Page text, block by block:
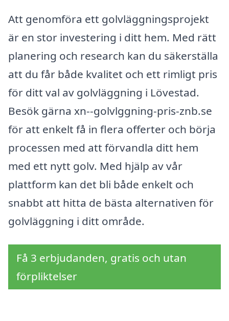
Att genomföra ett golvläggningsprojekt
är en stor investering i ditt hem. Med rätt
planering och research kan du säkerställa
att du får både kvalitet och ett rimligt pris
för ditt val av golvläggning i Lövestad.
Besök gärna xn--golvlggning-pris-znb.se
för att enkelt få in flera offerter och börja
processen med att förvandla ditt hem
med ett nytt golv. Med hjälp av vår
plattform kan det bli både enkelt och
snabbt att hitta de bästa alternativen för
golvläggning i ditt område.
Få 3 erbjudanden, gratis och utan
förpliktelser